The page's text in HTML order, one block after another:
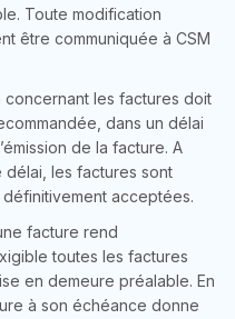
Toute modification
être communiquée à CSM
les factures doit
dans un délai
de la facture. A
les factures sont
acceptées.
facture rend
toutes les factures
en demeure préalable. En
à son échéance donne